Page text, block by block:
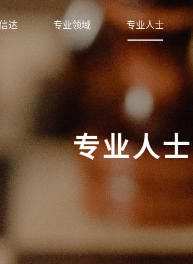
达 专业领域 专业人士
专业人士